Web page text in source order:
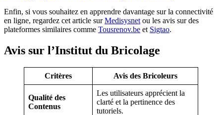
Enfin, si vous souhaitez en apprendre davantage sur la connectivité
en ligne, regardez cet article surMedisysnet ou les avis sur des
plateformes similaires comme Tousrenov.be et Sigtao.
Avis sur l’Institut du Bricolage
Critères Avis des Bricoleurs
Qualité des
Contenus
Les utilisateurs apprécient la
clarté et la pertinence des
tutoriels.